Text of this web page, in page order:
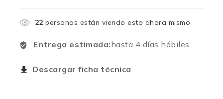
22 personas están viendo esto ahora mismo
Entrega estimada:hasta 4 días hábiles
Descargar ficha técnica